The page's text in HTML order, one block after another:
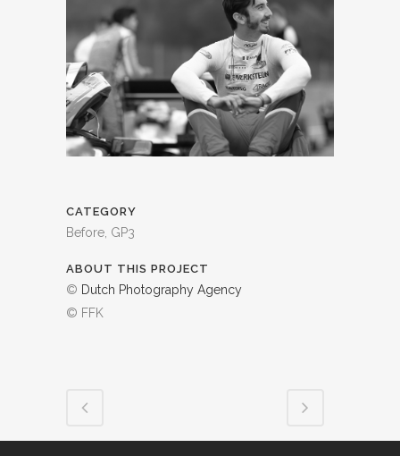
CATEGORY
Before, GP3
ABOUT THIS PROJECT
© Dutch Photography Agency
© FFK